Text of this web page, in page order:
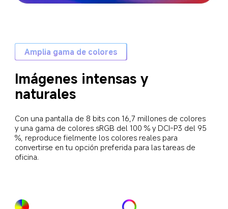
Amplia gama de colores
Imágenes intensas y
naturales
Con una pantalla de 8 bits con 16,7 millones de colores
y una gama de colores sRGB del 100 % y DCI-P3 del 95
%, reproduce fielmente los colores reales para
convertirse en tu opción preferida para las tareas de
oficina.